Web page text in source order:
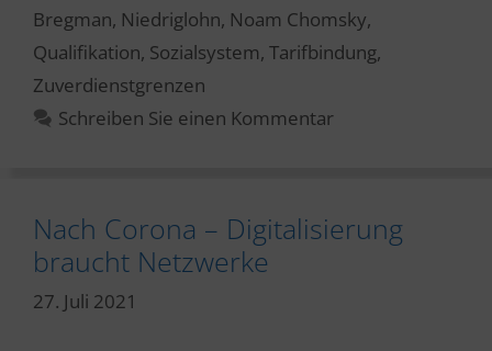
Bregman, Niedriglohn, Noam Chomsky,
Qualifikation, Sozialsystem, Tarifbindung,
Zuverdienstgrenzen
Schreiben Sie einen Kommentar
Nach Corona – Digitalisierung
braucht Netzwerke
27. Juli 2021